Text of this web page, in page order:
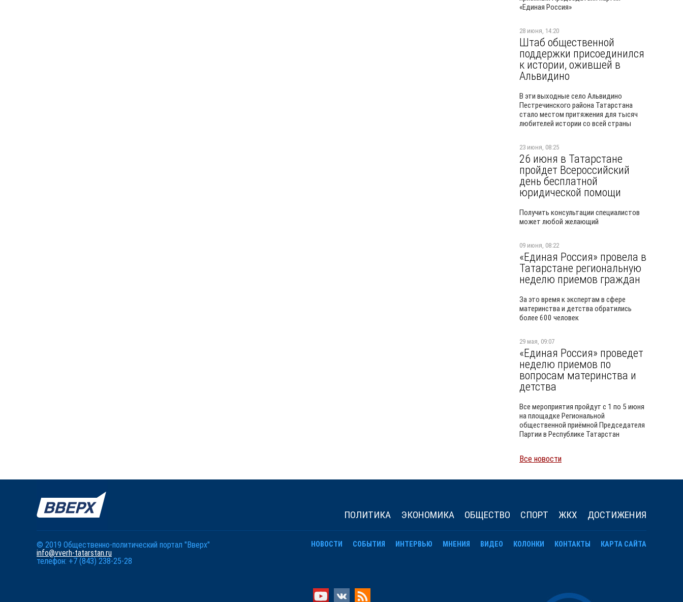
«Единая Россия»
28 июня, 14:20
Штаб общественной
поддержки присоединился
к истории, ожившей в
Альвидино
В эти выходные село Альвидино
Пестречинского района Татарстана
стало местом притяжения для тысяч
любителей истории со всей страны
23 июня, 08:25
26 июня в Татарстане
пройдет Всероссийский
день бесплатной
юридической помощи
Получить консультации специалистов
может любой желающий
09 июня, 08:22
«Единая Россия» провела в
Татарстане региональную
неделю приемов граждан
За это время к экспертам в сфере
материнства и детства обратились
более 600 человек
29 мая, 09:07
«Единая Россия» проведет
неделю приемов по
вопросам материнства и
детства
Все мероприятия пройдут с 1 по 5 июня
на площадке Региональной
общественной приёмной Председателя
Партии в Республике Татарстан
Все новости
ДОСТИЖЕНИЯ
ЖКХ
СПОРТ
ОБЩЕСТВО
ЭКОНОМИКА
ПОЛИТИКА
© 2019 Общественно-политический портал "Вверх"
info@vverh-tatarstan.ru
телефон: +7 (843) 238-25-28
НОВОСТИ СОБЫТИЯ ИНТЕРВЬЮ МНЕНИЯ ВИДЕО КОЛОНКИ КОНТАКТЫ КАРТА САЙТА